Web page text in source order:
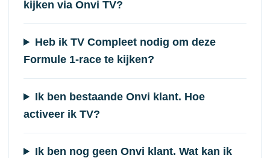
kijken via Onvi TV?
Heb ik TV Compleet nodig om deze
Formule 1-race te kijken?
Ik ben bestaande Onvi klant. Hoe
activeer ik TV?
Ik ben nog geen Onvi klant. Wat kan ik